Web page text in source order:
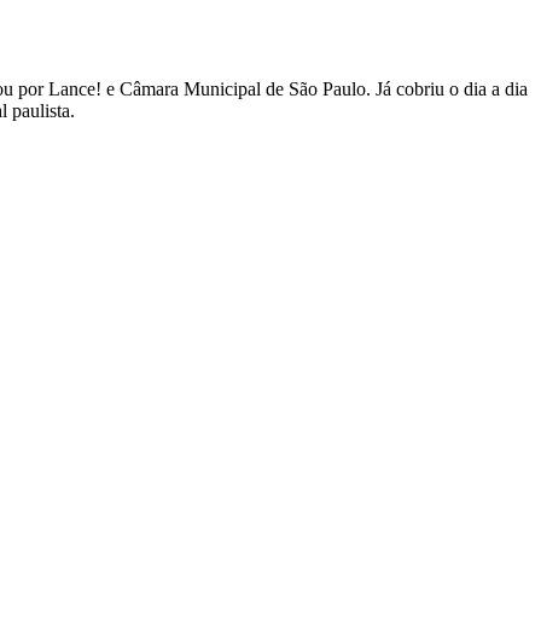
Lance! e Câmara Municipal de São Paulo. Já cobriu o dia a dia
paulista.